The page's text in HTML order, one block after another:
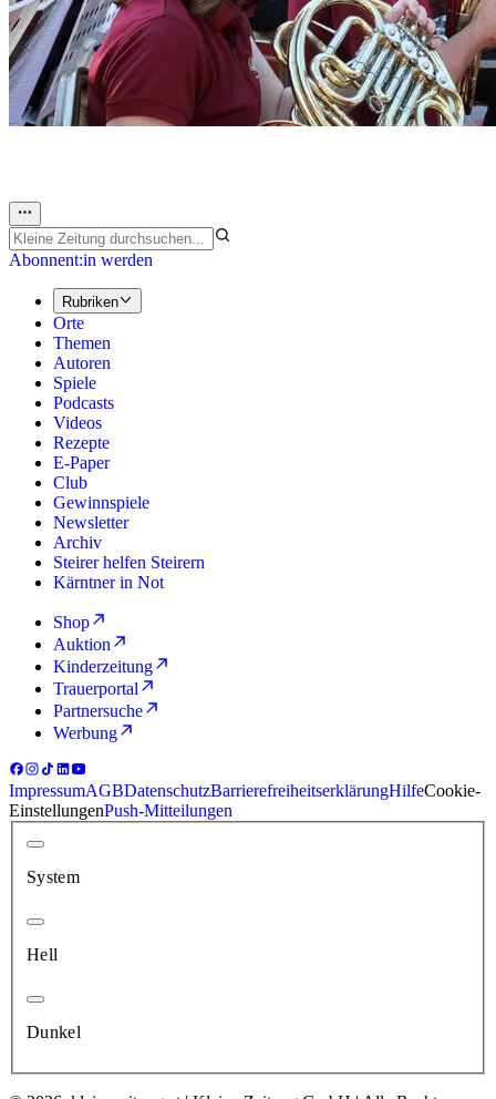
Abonnent:in werden
Rubriken
Orte
Themen
Autoren
Spiele
Podcasts
Videos
Rezepte
E-Paper
Club
Gewinnspiele
Newsletter
Archiv
Steirer helfen Steirern
Kärntner in Not
Shop
Auktion
Kinderzeitung
Trauerportal
Partnersuche
Werbung
ImpressumAGBDatenschutzBarrierefreiheitserklärungHilfeCookie-
EinstellungenPush-Mitteilungen
System
Hell
Dunkel